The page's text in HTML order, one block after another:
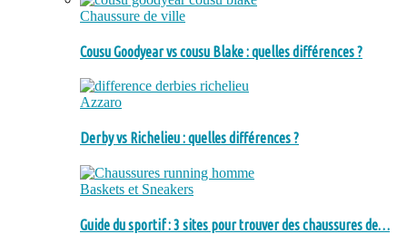
Chaussure de ville
Cousu Goodyear vs cousu Blake : quelles différences ?
Azzaro
Derby vs Richelieu : quelles différences ?
Baskets et Sneakers
Guide du sportif : 3 sites pour trouver des chaussures de…